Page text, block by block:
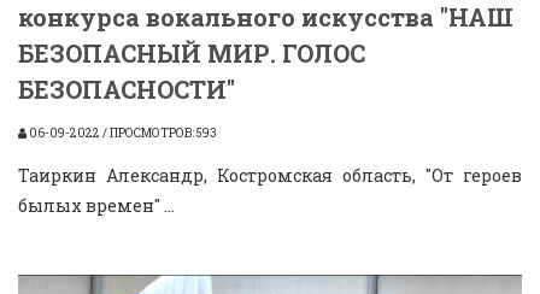
конкурса вокального искусства "НАШ
БЕЗОПАСНЫЙ МИР. ГОЛОС
БЕЗОПАСНОСТИ"
06-09-2022 / ПРОСМОТРОВ: 593
Таиркин Александр, Костромская область, "От героев
былых времен" ...